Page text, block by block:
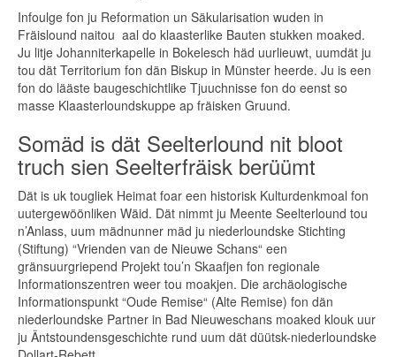
Infoulge fon ju Reformation un Säkularisation wuden in
Fräislound naitou aal do klaasterlike Bauten stukken moaked.
Ju litje Johanniterkapelle in Bokelesch häd uurlieuwt, uumdät ju
tou dät Territorium fon dän Biskup in Münster heerde. Ju is een
fon do lääste baugeschichtlike Tjuuchnisse fon do eenst so
masse Klaasterloundskuppe ap fräisken Gruund.
Somäd is dät Seelterlound nit bloot
truch sien Seelterfräisk berüümt
Dät is uk tougliek Heimat foar een historisk Kulturdenkmoal fon
uutergewöönliken Wäid. Dät nimmt ju Meente Seelterlound tou
n’Anlass, uum mädnunner mäd ju niederloundske Stichting
(Stiftung) “Vrienden van de Nieuwe Schans“ een
gränsuurgriepend Projekt tou’n Skaafjen fon regionale
Informationszentren weer tou moakjen. Die archäologische
Informationspunkt “Oude Remise“ (Alte Remise) fon dän
niederloundske Partner in Bad Nieuweschans moaked klouk uur
ju Äntstoundensgeschichte rund uum dät düütsk-niederloundske